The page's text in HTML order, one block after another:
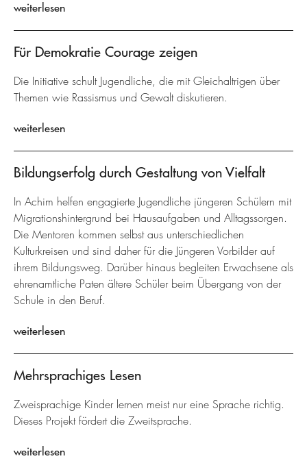
weiterlesen
Für Demokratie Courage zeigen
Die Initiative schult Jugendliche, die mit Gleichaltrigen über
Themen wie Rassismus und Gewalt diskutieren.
weiterlesen
Bildungserfolg durch Gestaltung von Vielfalt
In Achim helfen engagierte Jugendliche jüngeren Schülern mit
Migrationshintergrund bei Hausaufgaben und Alltagssorgen.
Die Mentoren kommen selbst aus unterschiedlichen
Kulturkreisen und sind daher für die Jüngeren Vorbilder auf
ihrem Bildungsweg. Darüber hinaus begleiten Erwachsene als
ehrenamtliche Paten ältere Schüler beim Übergang von der
Schule in den Beruf.
weiterlesen
Mehrsprachiges Lesen
Zweisprachige Kinder lernen meist nur eine Sprache richtig.
Dieses Projekt fördert die Zweitsprache.
weiterlesen